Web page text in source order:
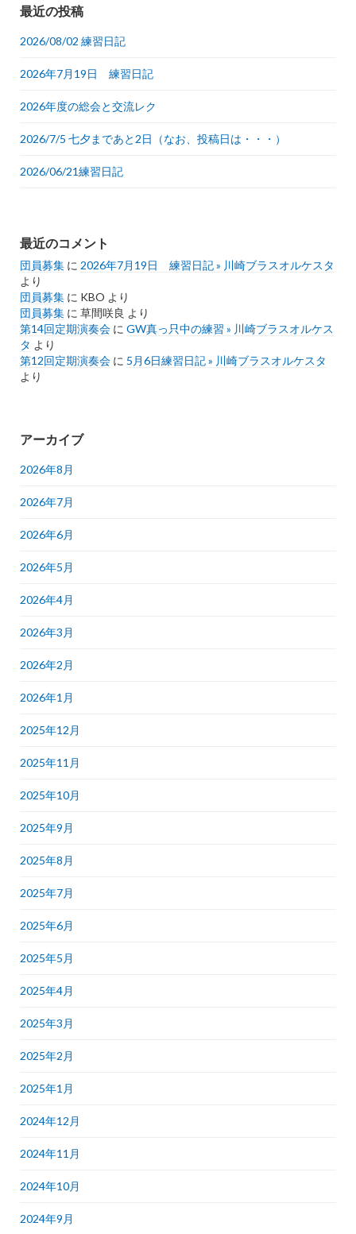
ー
最近の投稿
2026/08/02 練習日記
2026年7月19日 練習日記
2026年度の総会と交流レク
2026/7/5 七夕まであと2日（なお、投稿日は・・・）
2026/06/21練習日記
最近のコメント
団員募集 に 2026年7月19日 練習日記 » 川崎ブラスオルケスタ
より
団員募集 に KBO より
団員募集 に 草間咲良 より
第14回定期演奏会 に GW真っ只中の練習 » 川崎ブラスオルケス
タ より
第12回定期演奏会 に 5月6日練習日記 » 川崎ブラスオルケスタ
より
アーカイブ
2026年8月
2026年7月
2026年6月
2026年5月
2026年4月
2026年3月
2026年2月
2026年1月
2025年12月
2025年11月
2025年10月
2025年9月
2025年8月
2025年7月
2025年6月
2025年5月
2025年4月
2025年3月
2025年2月
2025年1月
2024年12月
2024年11月
2024年10月
2024年9月